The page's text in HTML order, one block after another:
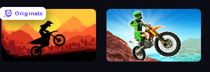
Originals
Sunset Bike Racing Dirt Bike Mad Skills